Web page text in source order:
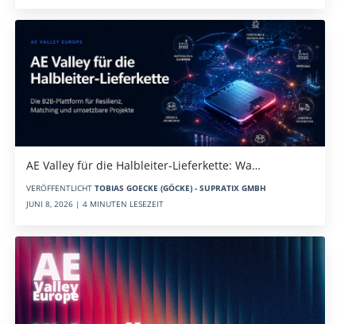
AE Valley für die Halbleiter-Lieferkette: Wa…
VERÖFFENTLICHT TOBIAS GOECKE (GÖCKE) - SUPRATIX GMBH
JUNI 8, 2026 | 4 MINUTEN LESEZEIT